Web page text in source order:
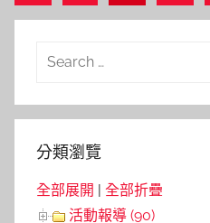
章
Search
分類瀏覽
全部展開
全部折疊
活動報導 (90)